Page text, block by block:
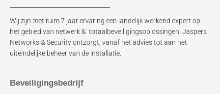
Wij zijn met ruim 7 jaar ervaring een landelijk werkend expert op
het gebied van netwerk & totaalbeveiligingsoplossingen. Jaspers
Networks & Security ontzorgt, vanaf het advies tot aan het
uiteindelijke beheer van de installatie.
Beveiligingsbedrijf